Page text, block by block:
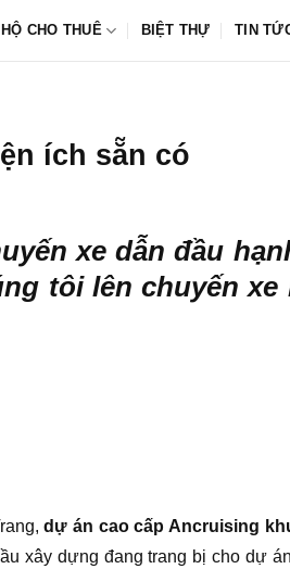
CHO THUÊ BIỆT THỰ TIN
ích sẵn có
xe dẫn đầu
tôi lên chuyến xe
dự án cao cấp Ancruising
xây dựng đang trang bị cho dự